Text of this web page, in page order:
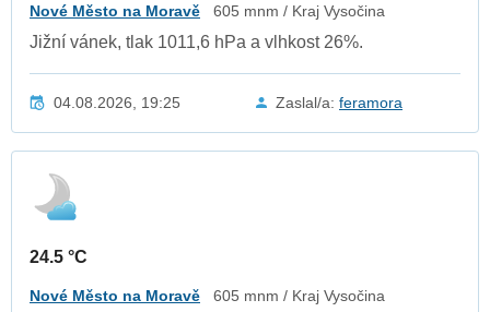
Nové Město na Moravě 605 mnm / Kraj Vysočina
Jižní vánek, tlak 1011,6 hPa a vlhkost 26%.
04.08.2026, 19:25 Zaslal/a: feramora
24.5 °C
Nové Město na Moravě 605 mnm / Kraj Vysočina